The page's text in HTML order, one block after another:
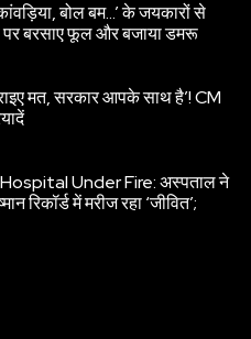
बोल बम…’ के जयकारों से
पर बरसाए फूल और बजाया डमरू
मत, सरकार आपके साथ है’! CM
Under Fire: अस्पताल ने
रिकॉर्ड में मरीज रहा ‘जीवित’;